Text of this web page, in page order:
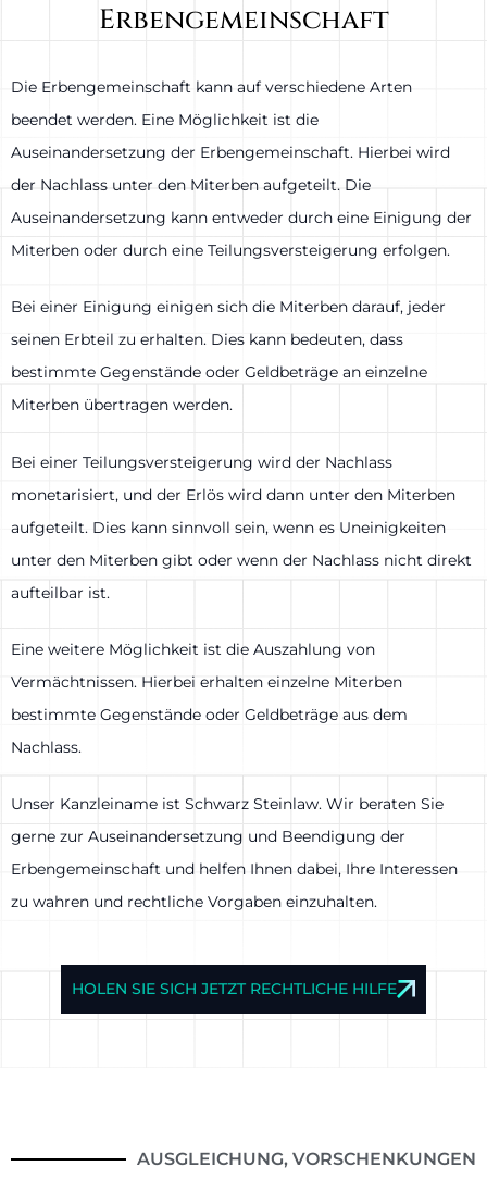
Erbengemeinschaft
Die Erbengemeinschaft kann auf verschiedene Arten
beendet werden. Eine Möglichkeit ist die
Auseinandersetzung der Erbengemeinschaft. Hierbei wird
der Nachlass unter den Miterben aufgeteilt. Die
Auseinandersetzung kann entweder durch eine Einigung der
Miterben oder durch eine Teilungsversteigerung erfolgen.
Bei einer Einigung einigen sich die Miterben darauf, jeder
seinen Erbteil zu erhalten. Dies kann bedeuten, dass
bestimmte Gegenstände oder Geldbeträge an einzelne
Miterben übertragen werden.
Bei einer Teilungsversteigerung wird der Nachlass
monetarisiert, und der Erlös wird dann unter den Miterben
aufgeteilt. Dies kann sinnvoll sein, wenn es Uneinigkeiten
unter den Miterben gibt oder wenn der Nachlass nicht direkt
aufteilbar ist.
Eine weitere Möglichkeit ist die Auszahlung von
Vermächtnissen. Hierbei erhalten einzelne Miterben
bestimmte Gegenstände oder Geldbeträge aus dem
Nachlass.
Unser Kanzleiname ist Schwarz Steinlaw. Wir beraten Sie
gerne zur Auseinandersetzung und Beendigung der
Erbengemeinschaft und helfen Ihnen dabei, Ihre Interessen
zu wahren und rechtliche Vorgaben einzuhalten.
HOLEN SIE SICH JETZT RECHTLICHE HILFE
AUSGLEICHUNG, VORSCHENKUNGEN